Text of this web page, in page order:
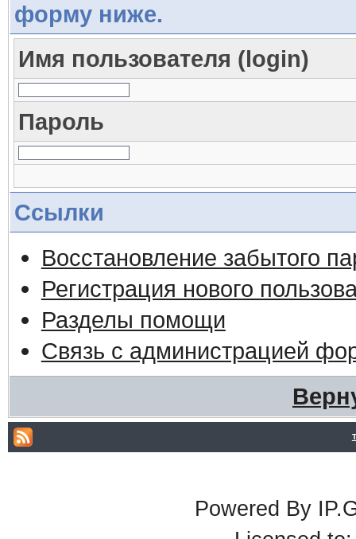
форму ниже.
Имя пользователя (login)
Пароль
Ссылки
Восстановление забытого
Регистрация нового
Разделы помощи
Связь с администрацией
Powered By